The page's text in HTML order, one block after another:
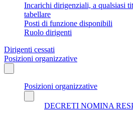
Incarichi dirigenziali, a qualsiasi
tabellare
Posti di funzione disponibili
Ruolo dirigenti
Dirigenti cessati
Posizioni organizzative
Posizioni organizzative
DECRETI NOMINA